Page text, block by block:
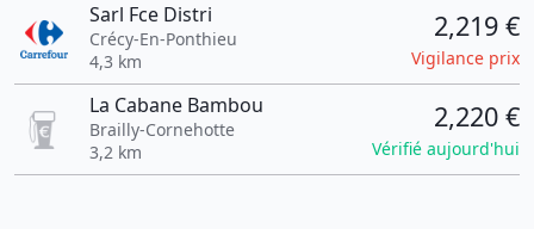
Sarl Fce Distri
Crécy-En-Ponthieu
4,3 km
2,219 €
Vigilance prix
La Cabane Bambou
Brailly-Cornehotte
3,2 km
2,220 €
Vérifié aujourd'hui